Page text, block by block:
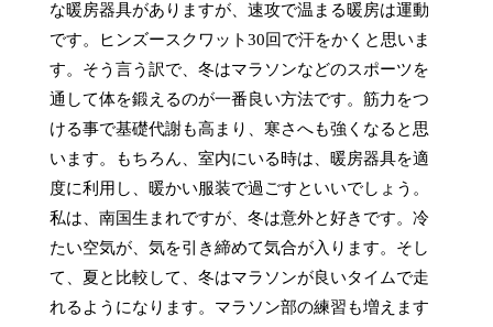
な暖房器具がありますが、速攻で温まる暖房は運動
です。ヒンズースクワット30回で汗をかくと思いま
す。そう言う訳で、冬はマラソンなどのスポーツを
通して体を鍛えるのが一番良い方法です。筋力をつ
ける事で基礎代謝も高まり、寒さへも強くなると思
います。もちろん、室内にいる時は、暖房器具を適
度に利用し、暖かい服装で過ごすといいでしょう。
私は、南国生まれですが、冬は意外と好きです。冷
たい空気が、気を引き締めて気合が入ります。そし
て、夏と比較して、冬はマラソンが良いタイムで走
れるようになります。マラソン部の練習も増えます